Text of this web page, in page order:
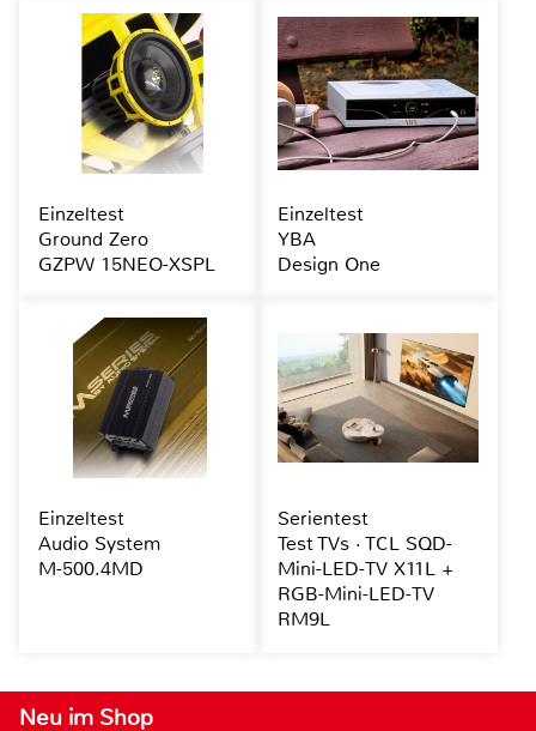
Neu im Shop
Einzeltest
Ground Zero
GZPW 15NEO-XSPL
Einzeltest
YBA
Design One
Einzeltest
Audio System
M-500.4MD
Serientest
Test TVs · TCL SQD-
Mini-LED-TV X11L +
RGB-Mini-LED-TV
RM9L